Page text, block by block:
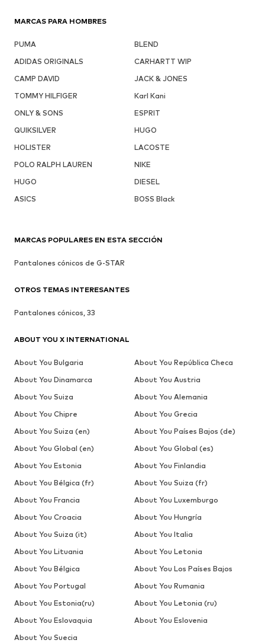
MARCAS PARA HOMBRES
PUMA
BLEND
ADIDAS ORIGINALS
CARHARTT WIP
CAMP DAVID
JACK & JONES
TOMMY HILFIGER
Karl Kani
ONLY & SONS
ESPRIT
QUIKSILVER
HUGO
HOLISTER
LACOSTE
POLO RALPH LAUREN
NIKE
HUGO
DIESEL
ASICS
BOSS Black
MARCAS POPULARES EN ESTA SECCIÓN
Pantalones cónicos de G-STAR
OTROS TEMAS INTERESANTES
Pantalones cónicos, 33
ABOUT YOU X INTERNATIONAL
About You Bulgaria
About You República Checa
About You Dinamarca
About You Austria
About You Suiza
About You Alemania
About You Chipre
About You Grecia
About You Suiza (en)
About You Países Bajos (de)
About You Global (en)
About You Global (es)
About You Estonia
About You Finlandia
About You Bélgica (fr)
About You Suiza (fr)
About You Francia
About You Luxemburgo
About You Croacia
About You Hungría
About You Suiza (it)
About You Italia
About You Lituania
About You Letonia
About You Bélgica
About You Los Países Bajos
About You Portugal
About You Rumania
About You Estonia(ru)
About You Letonia (ru)
About You Eslovaquia
About You Eslovenia
About You Suecia